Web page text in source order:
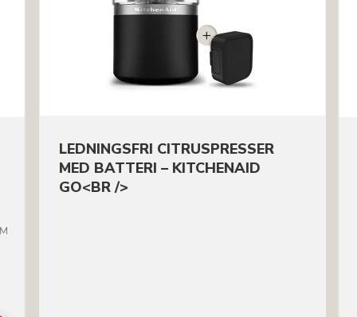
LEDNINGSFRI CITRUSPRESSER
MED BATTERI – KITCHENAID
GO<BR />